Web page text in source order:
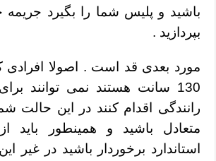
باشید و پلیس شما را بگیرد جریمه
بپردازید .
مورد بعدی قد است . اصولا افرادی
130 سانت هستند نمی توانند
رانندگی اقدام کنند در این حالت
متعادل باشید و همینطور باید
استاندارد برخوردار باشید در غیر